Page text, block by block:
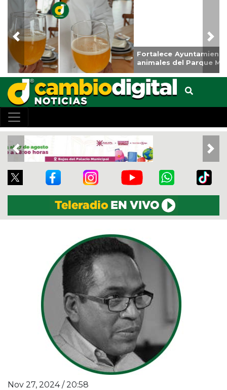
Fortalece Ayuntamiento de Veracruz el cuidado de los
animales del Parque Miguel Ángel de Quevedo
Previous
Previous
Nov 27, 2024 / 20:58